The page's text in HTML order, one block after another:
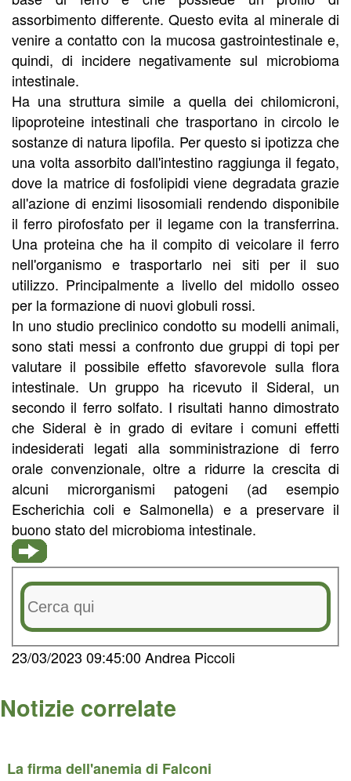
assorbimento differente. Questo evita al minerale di
venire a contatto con la mucosa gastrointestinale e,
quindi, di incidere negativamente sul microbioma
intestinale.
Ha una struttura simile a quella dei chilomicroni,
lipoproteine intestinali che trasportano in circolo le
sostanze di natura lipofila. Per questo si ipotizza che
una volta assorbito dall'intestino raggiunga il fegato,
dove la matrice di fosfolipidi viene degradata grazie
all'azione di enzimi lisosomiali rendendo disponibile
il ferro pirofosfato per il legame con la transferrina.
Una proteina che ha il compito di veicolare il ferro
nell'organismo e trasportarlo nei siti per il suo
utilizzo. Principalmente a livello del midollo osseo
per la formazione di nuovi globuli rossi.
In uno studio preclinico condotto su modelli animali,
sono stati messi a confronto due gruppi di topi per
valutare il possibile effetto sfavorevole sulla flora
intestinale. Un gruppo ha ricevuto il Sideral, un
secondo il ferro solfato. I risultati hanno dimostrato
che Sideral è in grado di evitare i comuni effetti
indesiderati legati alla somministrazione di ferro
orale convenzionale, oltre a ridurre la crescita di
alcuni microrganismi patogeni (ad esempio
Escherichia coli e Salmonella) e a preservare il
buono stato del microbioma intestinale.
23/03/2023 09:45:00 Andrea Piccoli
Notizie correlate
La firma dell'anemia di Falconi